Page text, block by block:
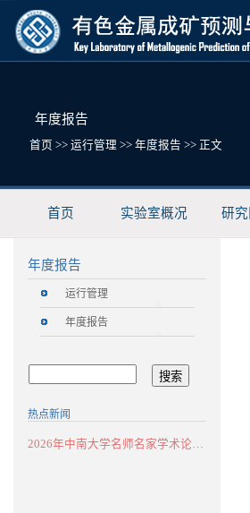
年度报告
首页 >> 运行管理 >> 年度报告 >> 正文
首页 实验室概况 研究
年度报告
运行管理
年度报告
热点新闻